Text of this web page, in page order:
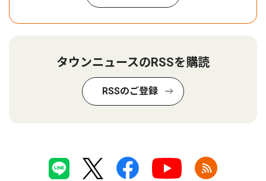
タウンニュースのRSSを購読
RSSのご登録